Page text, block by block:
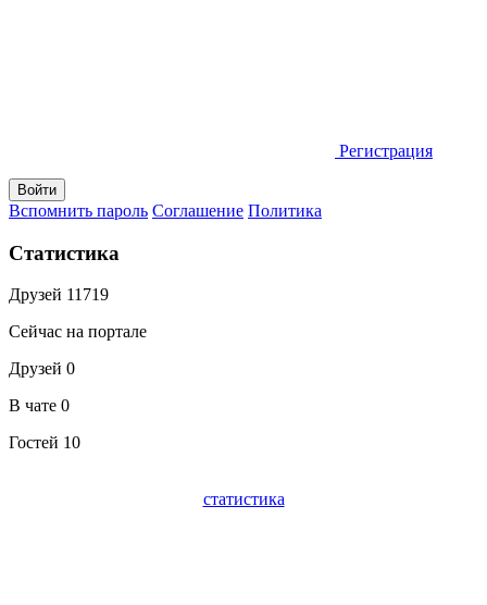
Регистрация
Вспомнить пароль Соглашение Политика
Статистика
Друзей 11719
Сейчас на портале
Друзей 0
В чате 0
Гостей 10
статистика